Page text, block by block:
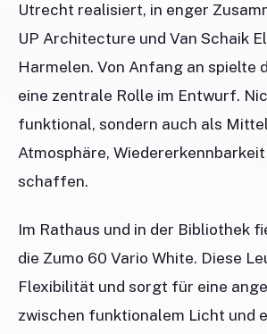
Utrecht realisiert, in enger
UP Architecture und Van Schaik
Harmelen. Von Anfang an spielte
eine zentrale Rolle im Entwurf.
funktional, sondern auch als
Atmosphäre,
schaffen.
Im Rathaus und in der Bibliothek
die Zumo 60 Vario White. Diese
Flexibilität und sorgt für eine
zwischen funktionalem Licht und